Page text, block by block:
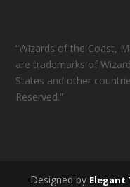
“Wizards of the Coast,
are trademarks of
States and other
Reserved.”
Designed by Elegant